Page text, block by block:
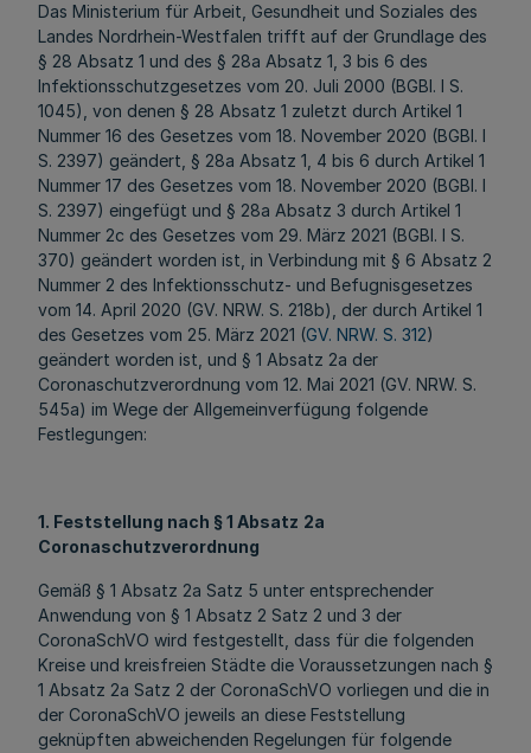
Das Ministerium für Arbeit, Gesundheit und Soziales des
Landes Nordrhein-Westfalen trifft auf der Grundlage des
§ 28 Absatz 1 und des § 28a Absatz 1, 3 bis 6 des
Infektionsschutzgesetzes vom 20. Juli 2000 (BGBl. I S.
1045), von denen § 28 Absatz 1 zuletzt durch Artikel 1
Nummer 16 des Gesetzes vom 18. November 2020 (BGBl. I
S. 2397) geändert, § 28a Absatz 1, 4 bis 6 durch Artikel 1
Nummer 17 des Gesetzes vom 18. November 2020 (BGBl. I
S. 2397) eingefügt und § 28a Absatz 3 durch Artikel 1
Nummer 2c des Gesetzes vom 29. März 2021 (BGBl. I S.
370) geändert worden ist, in Verbindung mit § 6 Absatz 2
Nummer 2 des Infektionsschutz- und Befugnisgesetzes
vom 14. April 2020 (GV. NRW. S. 218b), der durch Artikel 1
des Gesetzes vom 25. März 2021 (GV. NRW. S. 312)
geändert worden ist, und § 1 Absatz 2a der
Coronaschutzverordnung vom 12. Mai 2021 (GV. NRW. S.
545a) im Wege der Allgemeinverfügung folgende
Festlegungen:
1. Feststellung nach § 1 Absatz 2a
Coronaschutzverordnung
Gemäß § 1 Absatz 2a Satz 5 unter entsprechender
Anwendung von § 1 Absatz 2 Satz 2 und 3 der
CoronaSchVO wird festgestellt, dass für die folgenden
Kreise und kreisfreien Städte die Voraussetzungen nach §
1 Absatz 2a Satz 2 der CoronaSchVO vorliegen und die in
der CoronaSchVO jeweils an diese Feststellung
geknüpften abweichenden Regelungen für folgende